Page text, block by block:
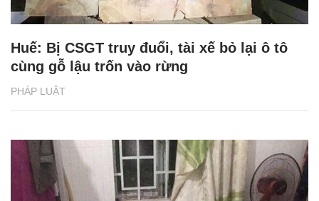
PHÁP LUẬT
Huế: Bị CSGT truy đuổi, tài xế bỏ lại ô tô
cùng gỗ lậu trốn vào rừng